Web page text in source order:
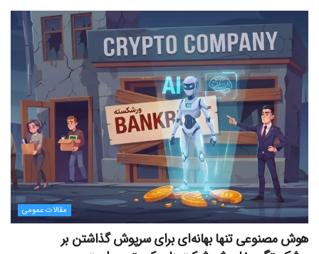
مقالات عمومی
هوش مصنوعی تنها بهانه‌ای برای سرپوش گذاشتن بر